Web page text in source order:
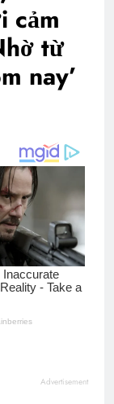
cảm
từ
nay’
Advertisement